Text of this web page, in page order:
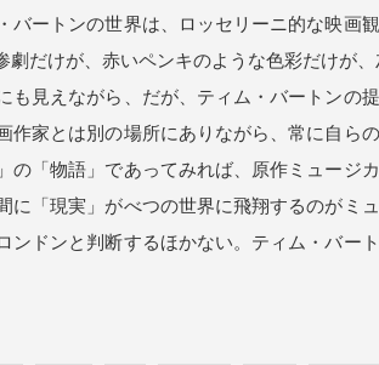
バートンの世界は、ロッセリーニ的な映画
だけが、赤いペンキのような色彩だけが
見えながら、だが、ティム・バートンの
作家とは別の場所にありながら、常に自ら
の「物語」であってみれば、原作ミュージ
に「現実」がべつの世界に飛翔するのがミ
ドンと判断するほかない。ティム・バー